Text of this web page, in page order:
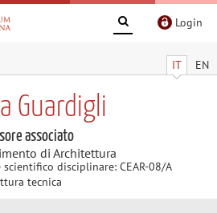
Login
IT EN
Guardigli
associato
di Architettura
scientifico disciplinare: CEAR-08/A
tecnica